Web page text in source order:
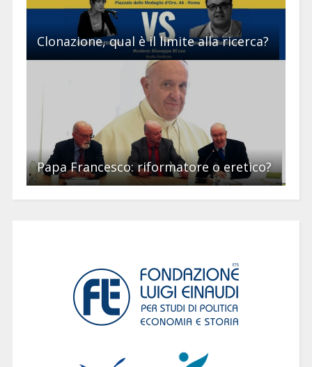
Clonazione, qual è il limite alla ricerca?
Papa Francesco: riformatore o eretico?